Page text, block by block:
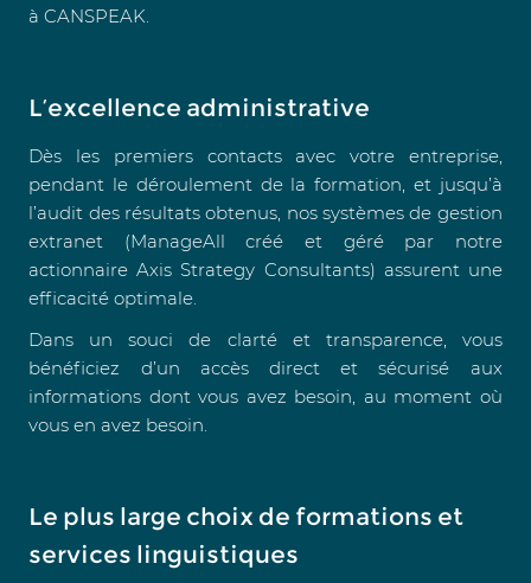
à CANSPEAK.
L’excellence administrative
Dès les premiers contacts avec votre entreprise,
pendant le déroulement de la formation, et jusqu’à
l’audit des résultats obtenus, nos systèmes de gestion
extranet (ManageAll créé et géré par notre
actionnaire Axis Strategy Consultants) assurent une
efficacité optimale.
Dans un souci de clarté et transparence, vous
bénéficiez d’un accès direct et sécurisé aux
informations dont vous avez besoin, au moment où
vous en avez besoin.
Le plus large choix de formations et
services linguistiques